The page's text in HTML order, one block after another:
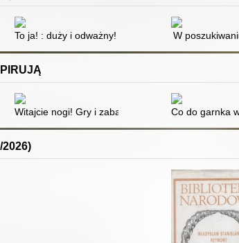
z krokodylem
: bardzo pouczająca historia
To ja! : duży i odważny! : nowe historyjki, które
W
Witajcie nogi! Gry i zabawy ruchowe dla dzieci w
Co do garnka